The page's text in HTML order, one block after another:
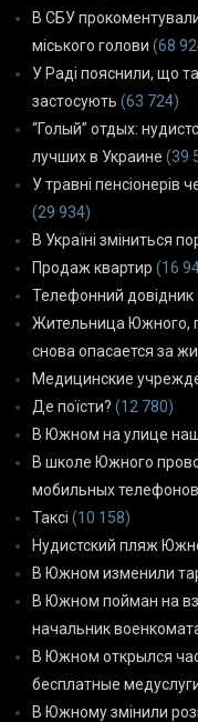
В СБУ
міського голови (68
У Раді пояснили, що
застосують (63 724)
“Голый” отдых:
лучших в Украине (39
У травні пенсіонерів
(29 934)
В Україні зміниться
Продаж квартир (16
Телефонний довідник
Жительница Южного,
снова опасается за
Медицинские
Де поїсти? (12 780)
В Южном на улице
В школе Южного
мобильных телефонов
Таксі (10 158)
Нудистский пляж
В Южном изменили
В Южном пойман на
начальник
В Южном открылся
бесплатные
В Южному змінили